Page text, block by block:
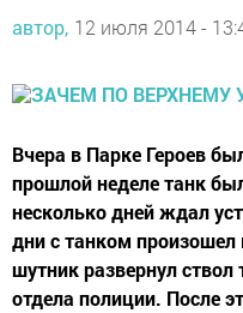
автор, 12 июля 2014 -
Вчера в Парке Героев
прошлой неделе танк
несколько дней ждал
дни с танком произошел
шутник развернул ствол
отдела полиции. После